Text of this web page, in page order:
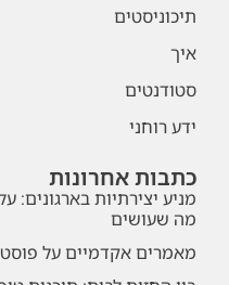
תיכוניסטים
איך
סטודנטים
ידע רוחני
כתבות אחרונות
מניע יצירתיות
מה שעושים
מאמרים אקדמיים על